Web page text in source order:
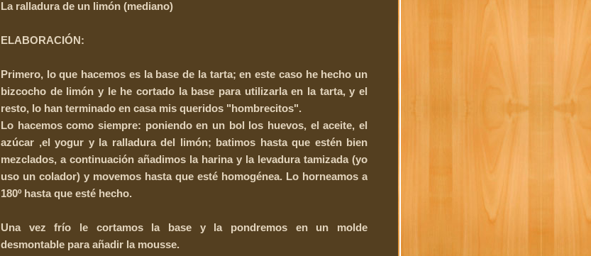
La ralladura de un limón (mediano)
ELABORACIÓN:
Primero, lo que hacemos es la base de la tarta; en este caso he hecho un
bizcocho de limón y le he cortado la base para utilizarla en la tarta, y el
resto, lo han terminado en casa mis queridos "hombrecitos".
Lo hacemos como siempre: poniendo en un bol los huevos, el aceite, el
azúcar ,el yogur y la ralladura del limón; batimos hasta que estén bien
mezclados, a continuación añadimos la harina y la levadura tamizada (yo
uso un colador) y movemos hasta que esté homogénea. Lo horneamos a
180º hasta que esté hecho.
Una vez frío le cortamos la base y la pondremos en un molde
desmontable para añadir la mousse.